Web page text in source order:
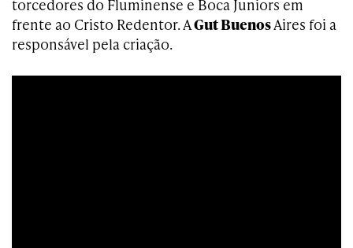
torcedores do Fluminense e Boca Juniors em
frente ao Cristo Redentor. AGut BuenosAires foi a
responsável pela criação.